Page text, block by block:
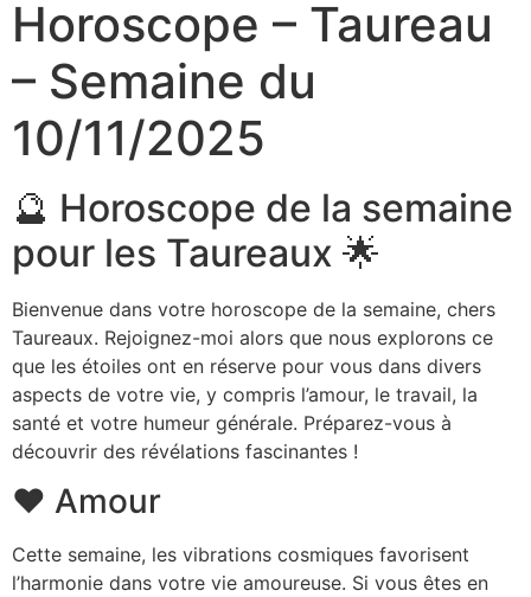
Horoscope – Taureau
– Semaine du
10/11/2025
🔮 Horoscope de la semaine
pour les Taureaux 🌟
Bienvenue dans votre horoscope de la semaine, chers
Taureaux. Rejoignez-moi alors que nous explorons ce
que les étoiles ont en réserve pour vous dans divers
aspects de votre vie, y compris l’amour, le travail, la
santé et votre humeur générale. Préparez-vous à
découvrir des révélations fascinantes !
❤️ Amour
Cette semaine, les vibrations cosmiques favorisent
l’harmonie dans votre vie amoureuse. Si vous êtes en